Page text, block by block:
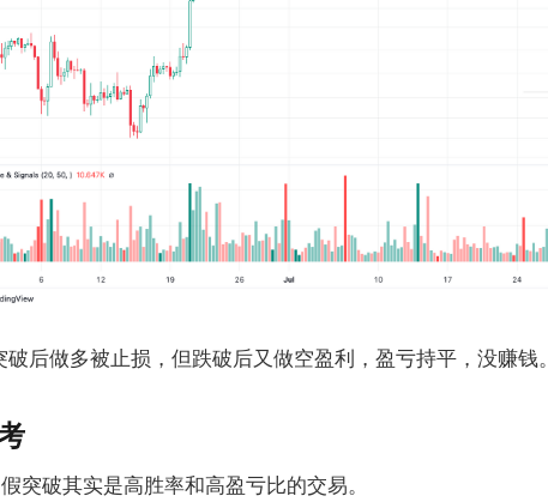
破后做多被止损，但跌破后又做空盈利，盈亏持平，没赚钱。
假突破其实是高胜率和高盈亏比的交易。